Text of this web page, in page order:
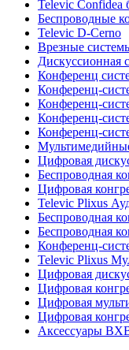
Televic Confidea
Беспроводные
Televic D-Cerno
Врезные
Дискуссионная
Конференц
Конференц-
Конференц-
Конференц-
Конференц-
Цифровая
Беспроводная
Цифровая
Televic Plixus
Беспроводная
Беспроводная
Конференц-
Televic Plixus
Цифровая
Цифровая
Цифровая
Цифровая
Аксессуары